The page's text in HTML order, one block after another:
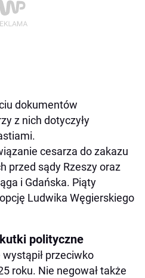
dokumentów
z nich dotyczyły
cesarza do zakazu
przed sądy Rzeszy oraz
i Gdańska. Piąty
Ludwika Węgierskiego
polityczne
przeciwko
roku. Nie negował także